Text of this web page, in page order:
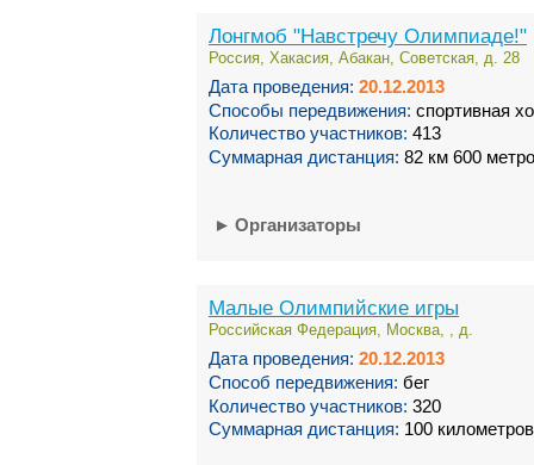
Лонгмоб "Навстречу Олимпиаде!"
Россия, Хакасия, Абакан, Советская, д. 28
Дата проведения: 20.12.2013
Способы передвижения: спортивная
Количество участников: 413
Суммарная дистанция: 82 км 600
► Организаторы
Малые Олимпийские игры
Российская Федерация, Москва, , д.
Дата проведения: 20.12.2013
Способ передвижения: бег
Количество участников: 320
Суммарная дистанция: 100 километров